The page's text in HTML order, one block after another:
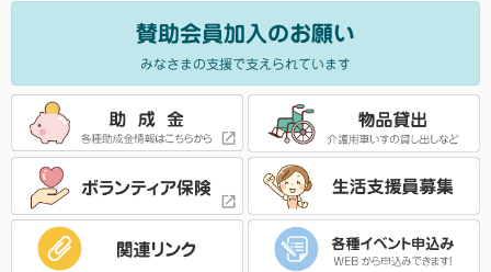
賛助会員加入のお願い
みなさまの支援で支えられています